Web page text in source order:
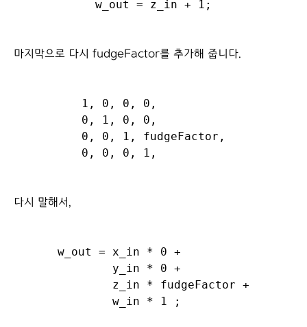
마지막으로 다시 fudgeFactor를 추가해 줍니다.
1, 0, 0, 0,
0, 1, 0, 0,
0, 0, 1, fudgeFactor,
다시 말해서,
w_out = x_in * 0 +
        y_in * 0 +
        z_in * fudgeFactor +